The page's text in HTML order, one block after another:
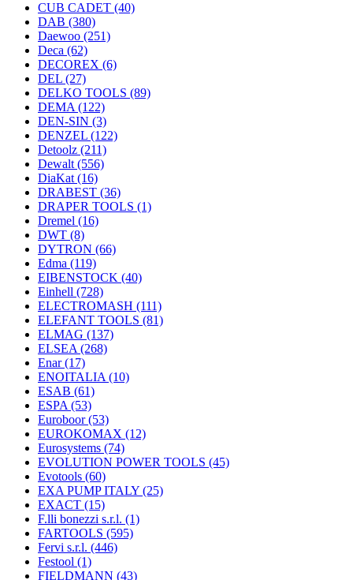
CUB CADET (40)
DAB (380)
Daewoo (251)
Deca (62)
DECOREX (6)
DEL (27)
DELKO TOOLS (89)
DEMA (122)
DEN-SIN (3)
DENZEL (122)
Detoolz (211)
Dewalt (556)
DiaKat (16)
DRABEST (36)
DRAPER TOOLS (1)
Dremel (16)
DWT (8)
DYTRON (66)
Edma (119)
EIBENSTOCK (40)
Einhell (728)
ELECTROMASH (111)
ELEFANT TOOLS (81)
ELMAG (137)
ELSEA (268)
Enar(17)
ENOITALIA (10)
ESAB (61)
ESPA (53)
Euroboor(53)
EUROKOMAX (12)
Eurosystems (74)
EVOLUTION POWER TOOLS (45)
Evotools (60)
EXA PUMP ITALY (25)
EXACT (15)
F.lli bonezzi s.r.l. (1)
FARTOOLS (595)
Fervi s.r.l. (446)
Festool (1)
FIELDMANN (43)